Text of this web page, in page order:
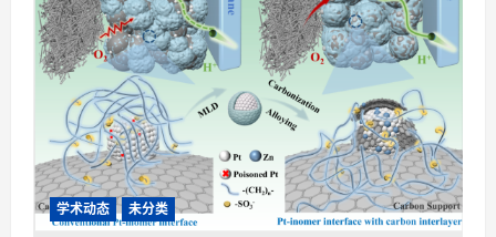
学术动态 未分类